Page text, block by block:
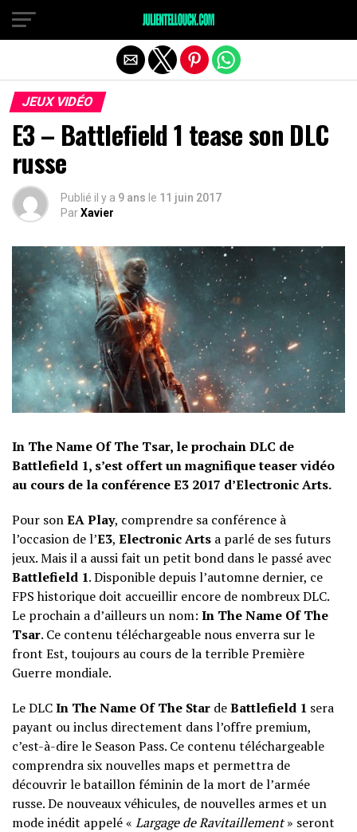
JEUX VIDÉO
E3 – Battlefield 1 tease son DLC
russe
Publié il y a 9 ans le 11 juin 2017
ParXavier
In The Name Of The Tsar, le prochain DLC de
Battlefield 1, s’est offert un magnifique teaser vidéo
au cours de la conférence E3 2017 d’Electronic Arts.
Pour sonEA Play, comprendre sa conférence à
l’occasion de l’E3, Electronic Arts a parlé de ses futurs
jeux. Mais il a aussi fait un petit bond dans le passé avec
Battlefield 1. Disponible depuis l’automne dernier, ce
FPS historique doit accueillir encore de nombreux DLC.
Le prochain a d’ailleurs un nom: In The Name Of The
Tsar. Ce contenu téléchargeable nous enverra sur le
front Est, toujours au cours de la terrible Première
Guerre mondiale.
Le DLCIn The Name Of The Star deBattlefield 1 sera
payant ou inclus directement dans l’offre premium,
c’est-à-dire le Season Pass. Ce contenu téléchargeable
comprendra six nouvelles maps et permettra de
découvrir le bataillon féminin de la mort de l’armée
russe. De nouveaux véhicules, de nouvelles armes et un
mode inédit appelé « Largage de Ravitaillement» seront